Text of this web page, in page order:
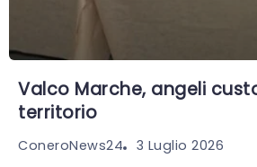
Valco Marche, angeli
territorio
ConeroNews24 3 Luglio 2026